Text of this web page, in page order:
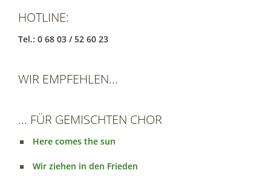
HOTLINE:
Tel.: 0 68 03 / 52 60 23
WIR EMPFEHLEN...
... FÜR GEMISCHTEN CHOR
Here comes the sun
Wir ziehen in den Frieden